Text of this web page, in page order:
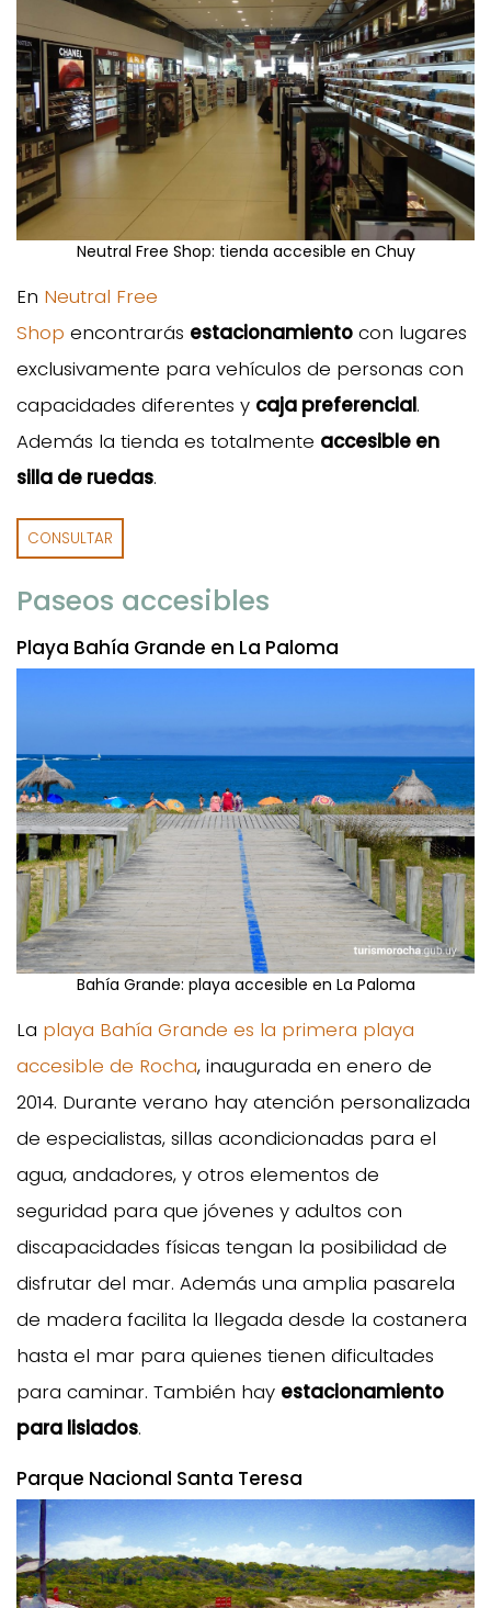
Neutral Free Shop: tienda accesible en Chuy
En Neutral Free
Shop encontrarás estacionamiento con lugares
exclusivamente para vehículos de personas con
capacidades diferentes y caja preferencial.
Además la tienda es totalmente accesible en
silla de ruedas.
CONSULTAR
Paseos accesibles
Playa Bahía Grande en La Paloma
Bahía Grande: playa accesible en La Paloma
La playa Bahía Grande es la primera playa
accesible de Rocha, inaugurada en enero de
2014. Durante verano hay atención personalizada
de especialistas, sillas acondicionadas para el
agua, andadores, y otros elementos de
seguridad para que jóvenes y adultos con
discapacidades físicas tengan la posibilidad de
disfrutar del mar. Además una amplia pasarela
de madera facilita la llegada desde la costanera
hasta el mar para quienes tienen dificultades
para caminar. También hay estacionamiento
para lisiados.
Parque Nacional Santa Teresa